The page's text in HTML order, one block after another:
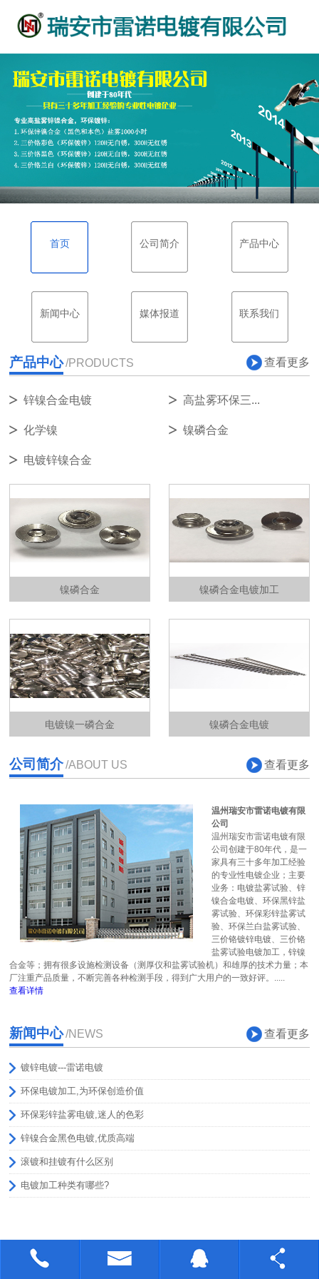
首页 公司简介 产品中心
新闻中心 媒体报道 联系我们
产品中心/PRODUCTS 查看更多
锌镍合金电镀 高盐雾环保三...
化学镍 镍磷合金
电镀锌镍合金
镍磷合金 镍磷合金电镀加工
电镀镍一磷合金 镍磷合金电镀
公司简介/ABOUT US 查看更多
温州瑞安市雷诺电镀有限
公司
温州瑞安市雷诺电镀有限
公司创建于80年代，是一
家具有三十多年加工经验
的专业性电镀企业；主要
业务：电镀盐雾试验、锌
镍合金电镀、环保黑锌盐
雾试验、环保彩锌盐雾试
验、环保兰白盐雾试验、
三价铬镀锌电镀、三价铬
盐雾试验电镀加工，锌镍
合金等；拥有很多设施检测设备（测厚仪和盐雾试验机）和雄厚的技术力量；本
厂注重产品质量，不断完善各种检测手段，得到广大用户的一致好评。.....
查看详情
新闻中心/NEWS 查看更多
镀锌电镀---雷诺电镀
环保电镀加工,为环保创造价值
环保彩锌盐雾电镀,迷人的色彩
锌镍合金黑色电镀,优质高端
滚镀和挂镀有什么区别
电镀加工种类有哪些?